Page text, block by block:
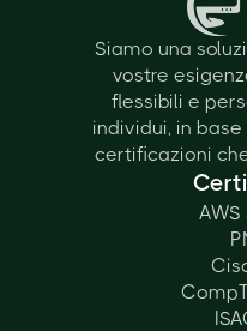
Siamo una
vostre
flessibili e
individui, in
certificazioni